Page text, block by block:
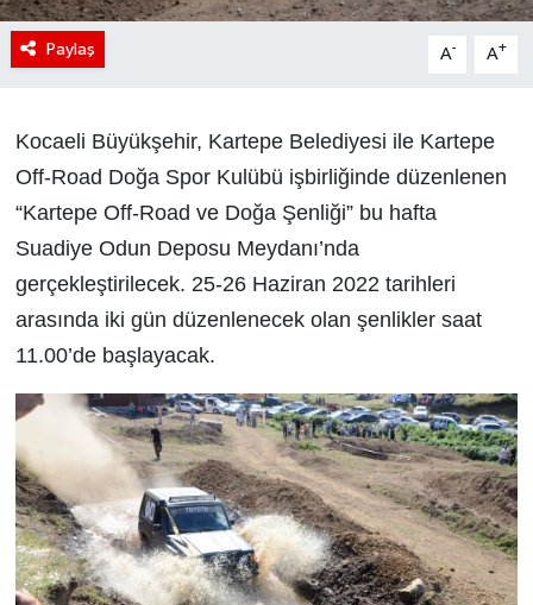
Paylaş A- A+
Kocaeli Büyükşehir, Kartepe Belediyesi ile Kartepe
Off-Road Doğa Spor Kulübü işbirliğinde düzenlenen
“Kartepe Off-Road ve Doğa Şenliği” bu hafta
Suadiye Odun Deposu Meydanı’nda
gerçekleştirilecek. 25-26 Haziran 2022 tarihleri
arasında iki gün düzenlenecek olan şenlikler saat
11.00’de başlayacak.